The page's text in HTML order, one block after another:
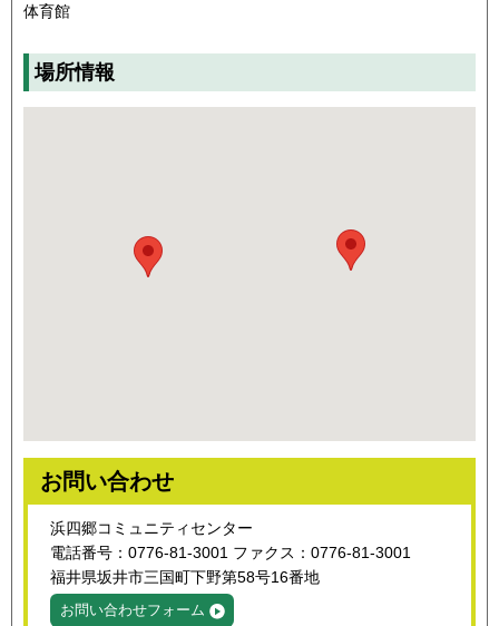
体育館
場所情報
お問い合わせ
浜四郷コミュニティセンター
電話番号：0776-81-3001 ファクス：0776-81-3001
福井県坂井市三国町下野第58号16番地
お問い合わせフォーム